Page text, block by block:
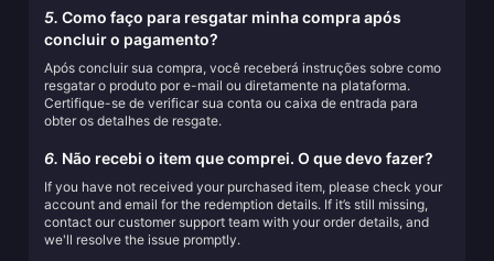
5. Como faço para resgatar minha compra após
concluir o pagamento?
Após concluir sua compra, você receberá instruções sobre como
resgatar o produto por e-mail ou diretamente na plataforma.
Certifique-se de verificar sua conta ou caixa de entrada para
obter os detalhes de resgate.
6. Não recebi o item que comprei. O que devo fazer?
If you have not received your purchased item, please check your
account and email for the redemption details. If it’s still missing,
contact our customer support team with your order details, and
we'll resolve the issue promptly.